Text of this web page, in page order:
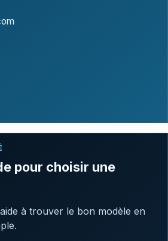
pour choisir une
à trouver le bon modèle en